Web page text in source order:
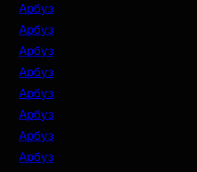
Арбуз
Арбуз
Арбуз
Арбуз
Арбуз
Арбуз
Арбуз
Арбуз